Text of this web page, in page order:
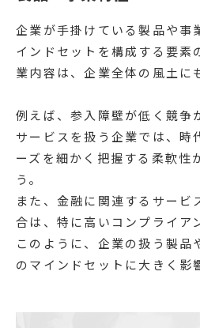
企業が手掛けている製品や事
インドセットを構成する要素
業内容は、企業全体の風土に
例えば、参入障壁が低く競争
サービスを扱う企業では、時
ーズを細かく把握する柔軟性
う。
また、金融に関連するサービ
合は、特に高いコンプライア
このように、企業の扱う製品
のマインドセットに大きく影